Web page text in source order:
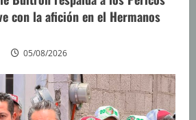
con la afición en el Hermanos
05/08/2026